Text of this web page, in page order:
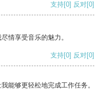
支持[0] 反对[0]
情享受音乐的魅力。
支持[0] 反对[0]
能够更轻松地完成工作任务。